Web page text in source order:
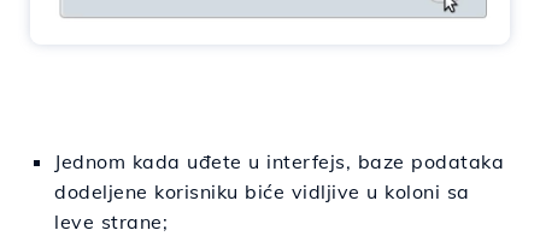
Jednom kada uđete u interfejs, baze podataka
dodeljene korisniku biće vidljive u koloni sa
leve strane;